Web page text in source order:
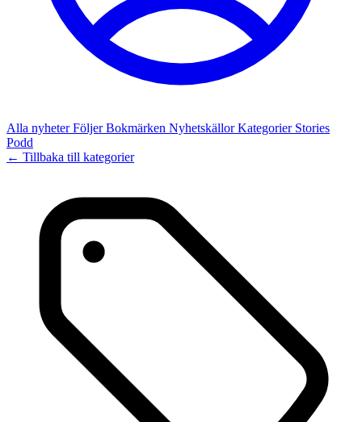
Alla nyheterFöljerBokmärken NyhetskällorKategorier Stories
Podd
← Tillbaka till kategorier